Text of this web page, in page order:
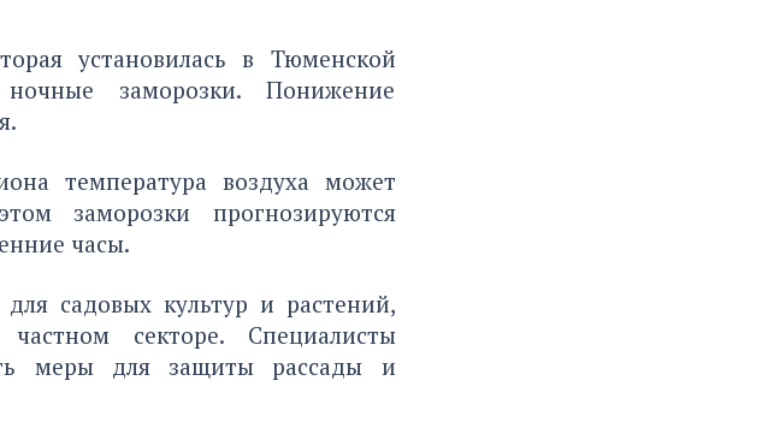
установилась в Тюменской
заморозки. Понижение
температура воздуха может
заморозки прогнозируются
часы.
садовых культур и растений,
секторе. Специалисты
меры для защиты рассады и